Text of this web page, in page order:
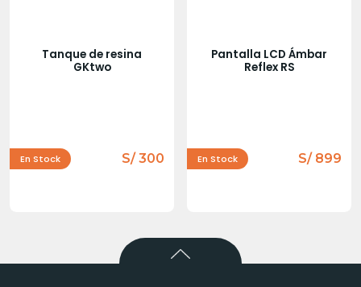
Tanque de resina
GKtwo
En Stock S/ 300
Pantalla LCD Ámbar
Reflex RS
En Stock S/ 899